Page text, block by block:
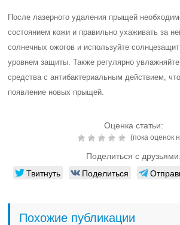
После лазерного удаления прыщей
состоянием кожи и правильно ухаживать за
солнечных ожогов и используйте
уровнем защиты. Также регулярно
средства с антибактериальным действием,
появление новых прыщей.
Оценка статьи:
(пока оценок
Поделиться с друзьями:
Твитнуть Поделиться
Похожие публикации